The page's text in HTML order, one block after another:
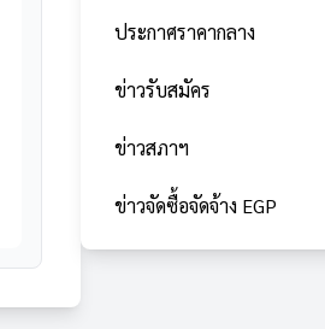
ประกาศราคากลาง
ข่าวรับสมัคร
ข่าวสภาฯ
ข่าวจัดซื้อจัดจ้าง EGP